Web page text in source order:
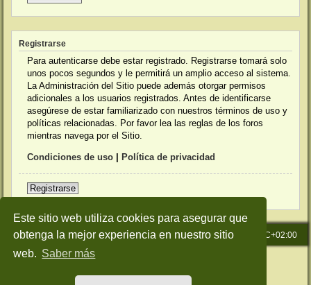
Este sitio web utiliza cookies para asegurar que
obtenga la mejor experiencia en nuestro sitio
web. Saber más
Registrarse
Para autenticarse debe estar registrado. Registrarse tomará solo
unos pocos segundos y le permitirá un amplio acceso al sistema.
La Administración del Sitio puede además otorgar permisos
adicionales a los usuarios registrados. Antes de identificarse
asegúrese de estar familiarizado con nuestros términos de uso y
políticas relacionadas. Por favor lea las reglas de los foros
mientras navega por el Sitio.
Condiciones de uso Política de privacidad
Registrarse
Inicio Índice general Todos los horarios son UTC+02:00
Desarrollado porphpBB